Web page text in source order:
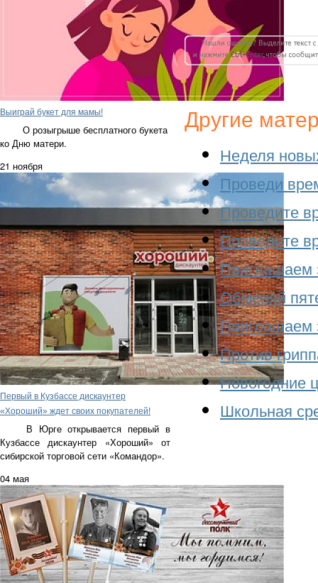
Выиграй букет для мамы!
О розыгрыше бесплатного букета
ко Дню матери.
21 ноября
Первый в Кузбассе дискаунтер
«Хороший» ждет своих покупателей!
В Юрге открывается первый в
Кузбассе дискаунтер «Хороший» от
сибирской торговой сети «Командор».
04 мая
Другие
Неделя
Проведи
Проведите
Проведите
Приглашаем
Обменяй
Приглашаем
Против
Новогодние
Школьная